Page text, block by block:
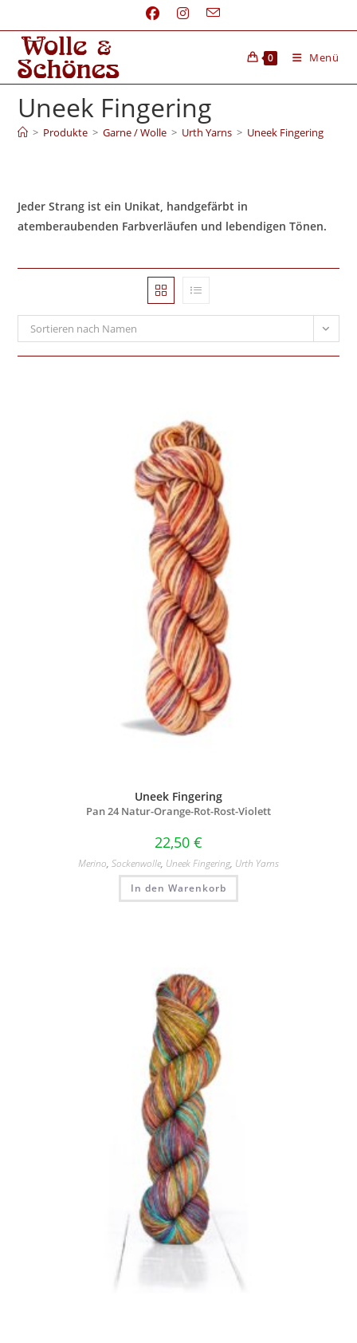
0 Menü
Uneek Fingering
> Produkte > Garne / Wolle > Urth Yarns > Uneek Fingering
Jeder Strang ist ein Unikat, handgefärbt in
atemberaubenden Farbverläufen und lebendigen Tönen.
Sortieren nach Namen
Uneek Fingering
Pan 24 Natur-Orange-Rot-Rost-Violett
22,50 €
Merino, Sockenwolle, Uneek Fingering, Urth Yarns
In den Warenkorb